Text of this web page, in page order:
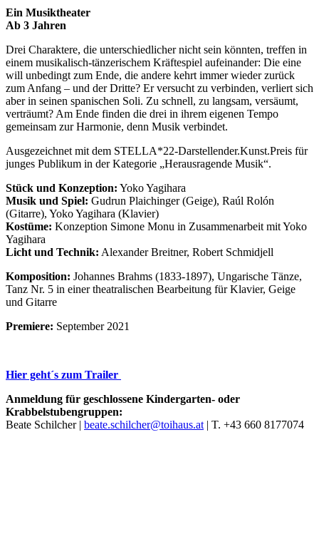
Ein Musiktheater
Ab 3 Jahren
Drei Charaktere, die unterschiedlicher nicht sein könnten, treffen in
einem musikalisch-tänzerischem Kräftespiel aufeinander: Die eine
will unbedingt zum Ende, die andere kehrt immer wieder zurück
zum Anfang – und der Dritte? Er versucht zu verbinden, verliert sich
aber in seinen spanischen Soli. Zu schnell, zu langsam, versäumt,
verträumt? Am Ende finden die drei in ihrem eigenen Tempo
gemeinsam zur Harmonie, denn Musik verbindet.
Ausgezeichnet mit dem STELLA*22-Darstellender.Kunst.Preis für
junges Publikum in der Kategorie „Herausragende Musik“.
Stück und Konzeption: Yoko Yagihara
Musik und Spiel: Gudrun Plaichinger (Geige), Raúl Rolón
(Gitarre), Yoko Yagihara (Klavier)
Kostüme: Konzeption Simone Monu in Zusammenarbeit mit Yoko
Yagihara
Licht und Technik: Alexander Breitner, Robert Schmidjell
Komposition: Johannes Brahms (1833-1897), Ungarische Tänze,
Tanz Nr. 5 in einer theatralischen Bearbeitung für Klavier, Geige
und Gitarre
Premiere: September 2021
Hier geht´s zum Trailer
Anmeldung für geschlossene Kindergarten- oder
Krabbelstubengruppen:
Beate Schilcher | beate.schilcher@toihaus.at | T. +43 660 8177074